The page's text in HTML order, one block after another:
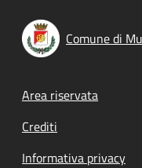
Comune di
Footer menu
Area riservata
Crediti
Informativa privacy